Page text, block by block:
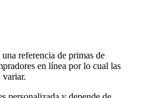
referencia de primas de
en línea por lo cual las
variar.